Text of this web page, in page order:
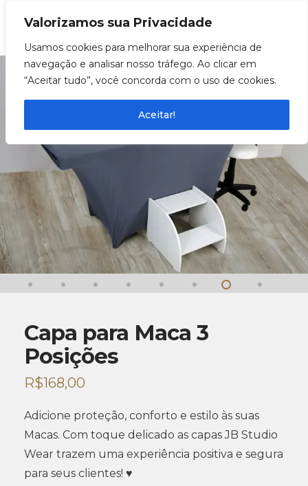
Valorizamos sua Privacidade
Usamos cookies para melhorar sua experiência de
navegação e analisar nosso tráfego. Ao clicar em
“Aceitar tudo”, você concorda com o uso de cookies.
Aceitar!
Capa para Maca 3
Posições
R$168,00
Adicione proteção, conforto e estilo às suas
Macas. Com toque delicado as capas JB Studio
Wear trazem uma experiência positiva e segura
para seus clientes! ♥